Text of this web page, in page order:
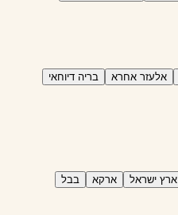
אלעזר אחרא
בריה דיוחאי
ארץ ישראל ארקא
בבל